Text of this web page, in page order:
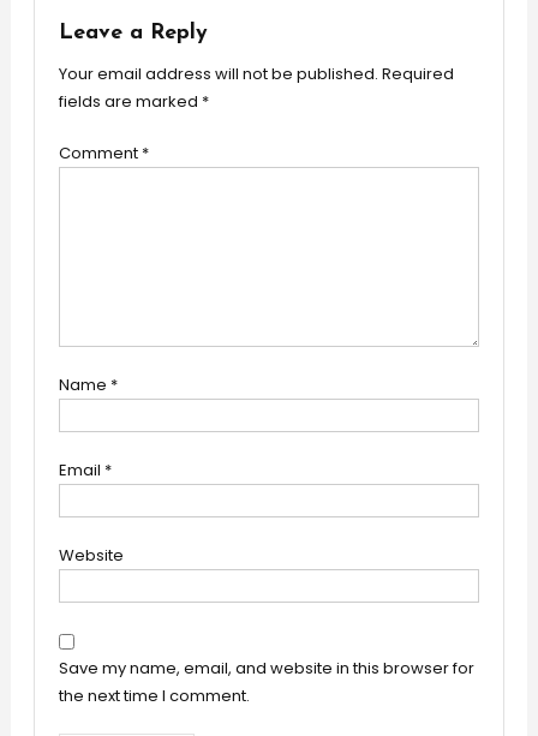
Leave a Reply
Your email address will not be published. Required
fields are marked *
Comment *
Name *
Email *
Website
Save my name, email, and website in this browser for
the next time I comment.